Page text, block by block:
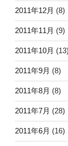
2011年12月 (8)
2011年11月 (9)
2011年10月 (13)
2011年9月 (8)
2011年8月 (8)
2011年7月 (28)
2011年6月 (16)